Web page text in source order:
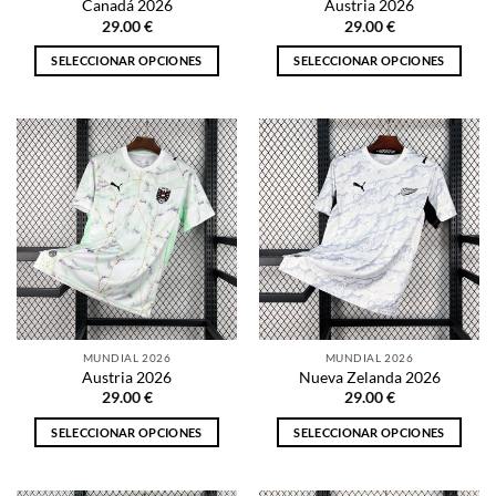
de
de
Canadá 2026
29.00€
SELECCIONAR OPCIONES
tiene
múltiples
variantes.
Las
opciones
se
pueden
elegir
en
la
página
de
Austria 2026
29.00€
SELECCIONAR OPCIONES
tiene
múltiples
variantes.
Las
opciones
se
pueden
elegir
en
la
página
de
MUNDIAL 2026
Austria 2026
29.00€
SELECCIONAR OPCIONES
MUNDIAL 2026
Nueva Zelanda 2026
29.00€
SELECCIONAR OPCIONES